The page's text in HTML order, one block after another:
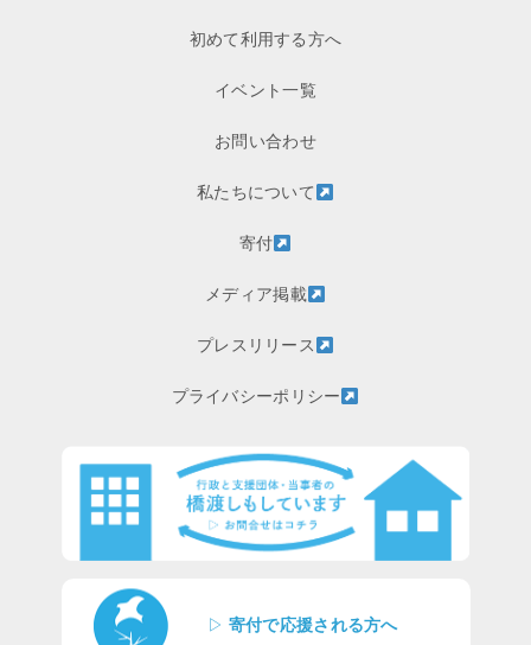
初めて利用する方へ
イベント一覧
お問い合わせ
私たちについて
寄付
メディア掲載
プレスリリース
プライバシーポリシー
▷ 寄付で応援される方へ